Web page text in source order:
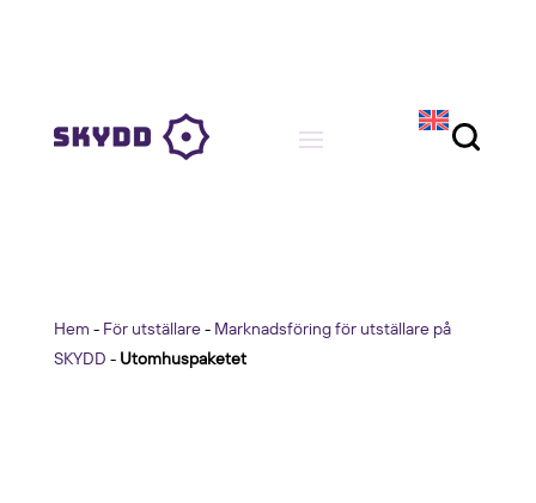
Hem - För utställare- Marknadsföring för utställare på
SKYDD - Utomhuspaketet